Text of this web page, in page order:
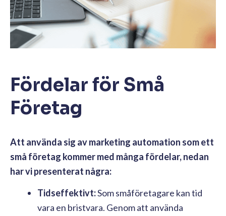
Fördelar för Små
Företag
Att använda sig av marketing automation som ett
små företag kommer med många fördelar, nedan
har vi presenterat några:
Tidseffektivt:Som småföretagare kan tid
vara en bristvara. Genom att använda